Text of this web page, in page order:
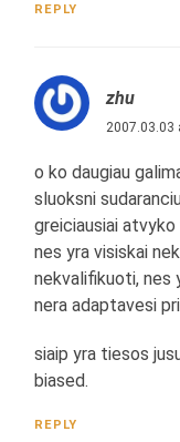
REPLY
zhu
2007.03.03
o ko daugiau
sluoksni
greiciausiai atvyko
nes yra visiskai
nekvalifikuoti, nes
nera adaptavesi
siaip yra tiesos
biased.
REPLY